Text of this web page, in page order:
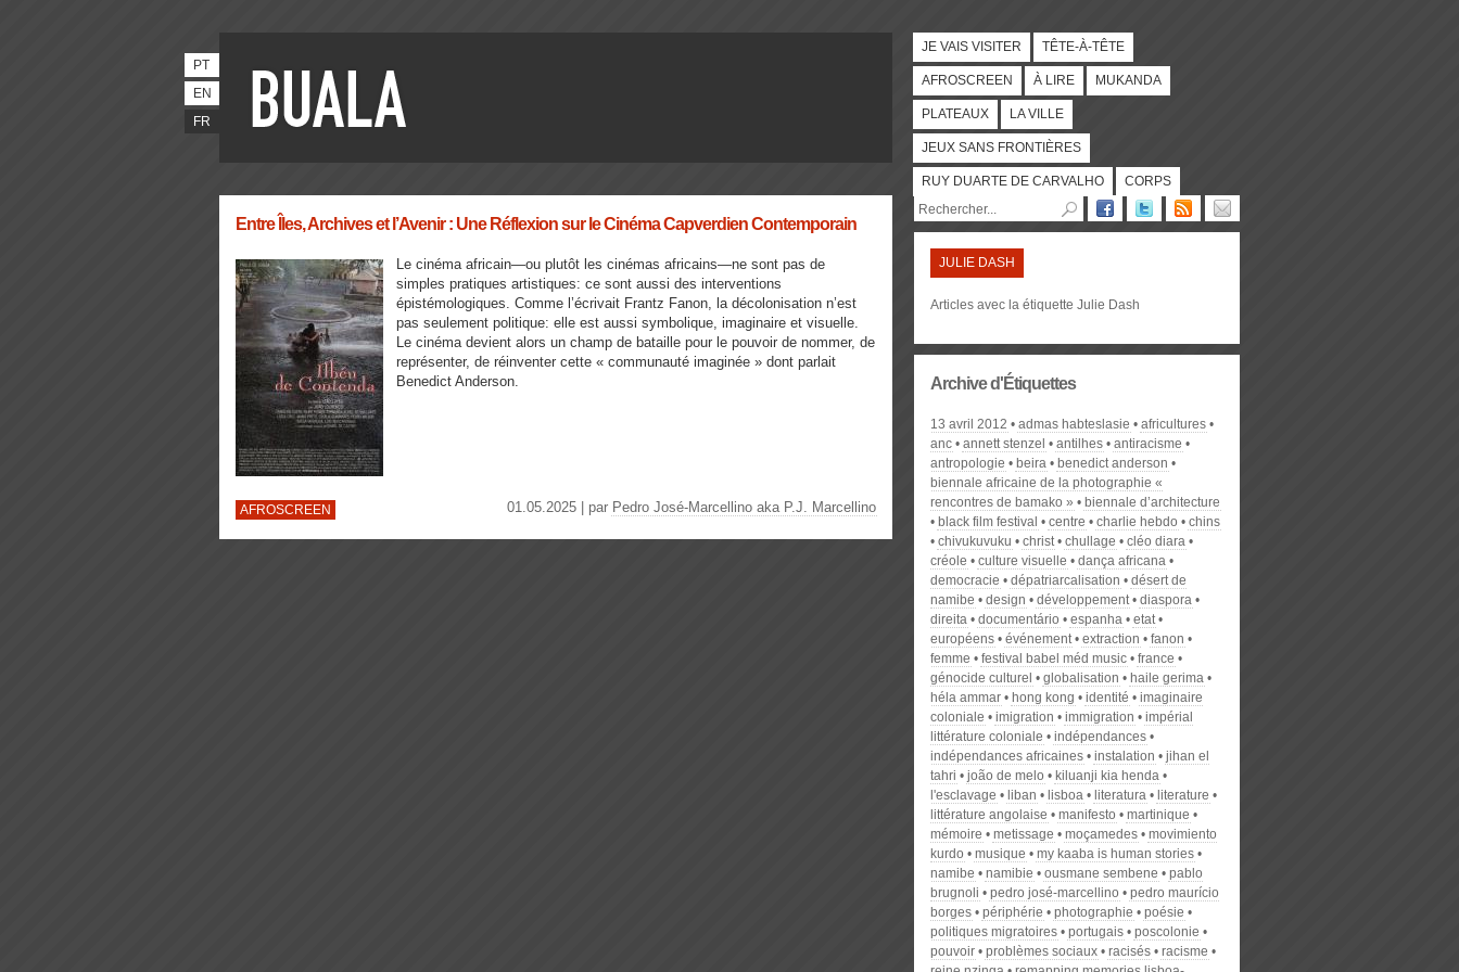
PT
EN
FR
JE VAIS VISITER TÊTE-À-TÊTE
AFROSCREEN À LIRE MUKANDA
PLATEAUX LA VILLE
JEUX SANS FRONTIÈRES
RUY DUARTE DE CARVALHO CORPS
Entre Îles, Archives et l’Avenir : Une Réflexion sur le Cinéma Capverdien Contemporain
Le cinéma africain—ou plutôt les cinémas africains—ne sont pas de
simples pratiques artistiques: ce sont aussi des interventions
épistémologiques. Comme l’écrivait Frantz Fanon, la décolonisation n’est
pas seulement politique: elle est aussi symbolique, imaginaire et visuelle.
Le cinéma devient alors un champ de bataille pour le pouvoir de nommer, de
représenter, de réinventer cette « communauté imaginée » dont parlait
Benedict Anderson.
AFROSCREEN 01.05.2025 | par Pedro José-Marcellino aka P.J. Marcellino
JULIE DASH
Articles avec la étiquette Julie Dash
Archive d'Étiquettes
13 avril 2012 admas habteslasie
africultures
anc
annett stenzel antilhes
antiracisme
antropologie
beira
benedict anderson
biennale africaine de la photographie «
rencontres de bamako »
biennale d’architecture
black film festival
centre charlie hebdo
chins
chivukuvuku
christ chullage
cléo diara
créole
culture visuelle
dança africana
democracie
dépatriarcalisation
désert de
namibe
design développement
diaspora
direita
documentário espanha
etat
européens
événement extraction
fanon
femme
festival babel méd music
france
génocide culturel
globalisation
haile gerima
héla ammar
hong kong identité
imaginaire
coloniale
imigration immigration
impérial
littérature coloniale
indépendances
indépendances africaines
instalation
jihan el
tahri
joão de melo
kiluanji kia henda
l'esclavage
liban lisboa literatura
literature
littérature angolaise
manifesto
martinique
mémoire
metissage moçamedes
movimiento
kurdo
musique
my kaaba is human stories
namibe
namibie ousmane sembene
pablo
brugnoli
pedro josé-marcellino
pedro maurício
borges
périphérie photographie
poésie
politiques migratoires
portugais
poscolonie
pouvoir
problèmes sociaux racisés
racisme